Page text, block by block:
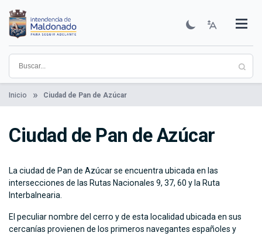
contenido
principal
Institucional
Municipios
Descubre Maldonado
Comunicación
Servicios
Guía De Trámites
Ver Noticias
Inicio Ciudad de Pan de Azúcar
Ciudad de Pan de Azúcar
La ciudad de Pan de Azúcar se encuentra ubicada en las
intersecciones de las Rutas Nacionales 9, 37, 60 y la Ruta
Interbalnearia.
El peculiar nombre del cerro y de esta localidad ubicada en sus
cercanías provienen de los primeros navegantes españoles y